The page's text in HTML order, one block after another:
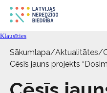
Tehniskie palīglīdzekļi
Aktualitātes
Pakalpojumi
Klausīties
Sākumlapa/Aktualitātes/
Cēsīs jauns projekts